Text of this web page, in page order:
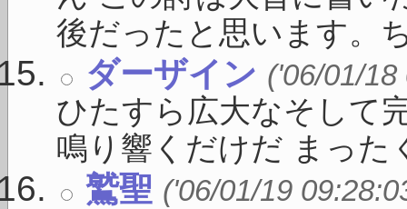
後だったと思います。
ダーザイン ('06/01/18
ひたすら広大なそして
鳴り響くだけだ まった
鷲聖 ('06/01/19